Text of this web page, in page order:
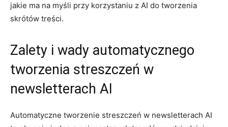
jakie ma na myśli ​przy ⁢korzystaniu⁢ z AI do​ tworzenia
skrótów treści.
Zalety i ⁤wady automatycznego
tworzenia ‌streszczeń ‍w‍
newsletterach AI
Automatyczne tworzenie streszczeń w newsletterach AI ​